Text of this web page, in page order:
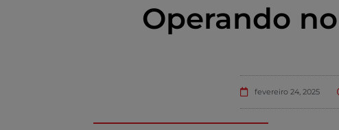
Operando
fevereiro 24, 2025